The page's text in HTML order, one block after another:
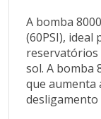
136 funciona
de 7,2A. Tem
com fluxo
minuto,
altura
A bomba
(60PSI), ideal
reservatórios
sol. A bomba
que aumenta